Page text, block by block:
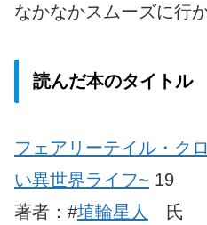
なかなかスムーズに行
読んだ本のタイトル
フェアリーテイル・ク
い異世界ライフ~ 19
著者：#埴輪星人
氏